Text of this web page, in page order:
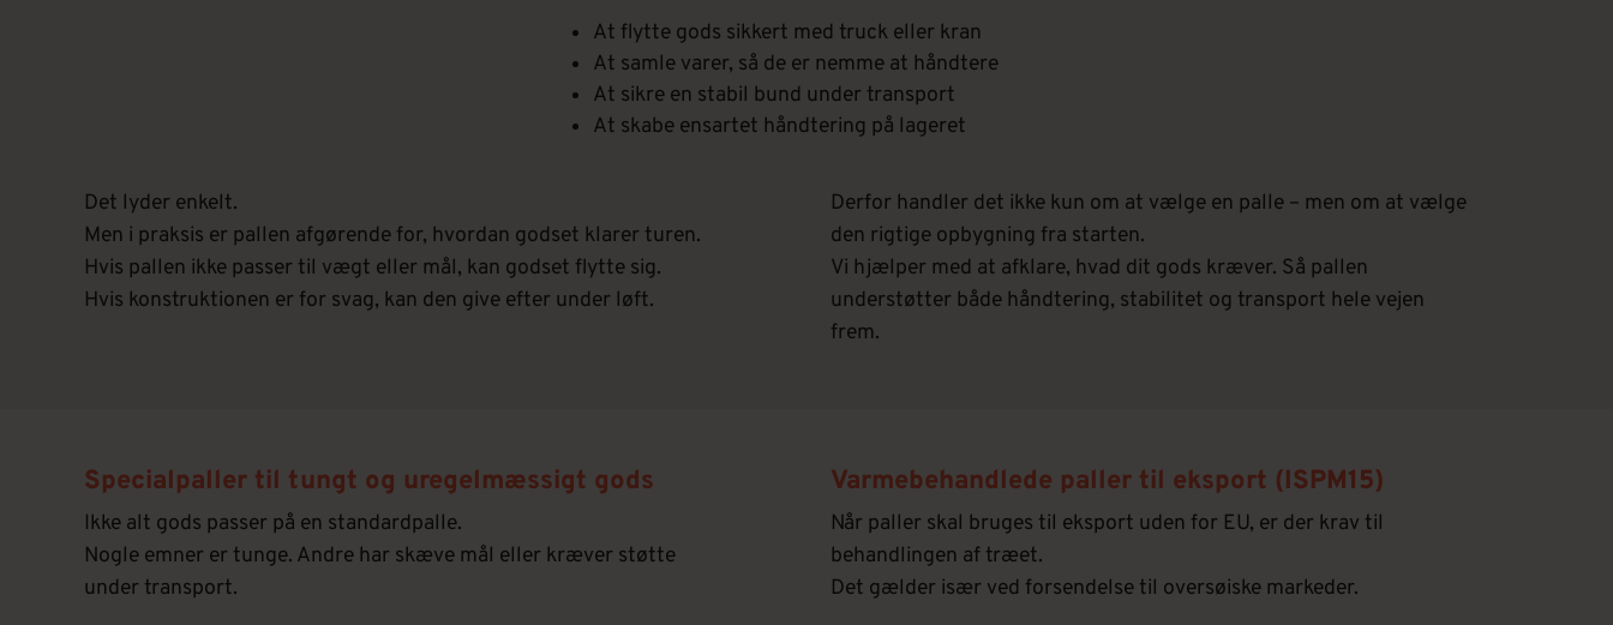
At flytte gods sikkert med truck eller kran
At samle varer, så de er nemme at håndtere
At sikre en stabil bund under transport
At skabe ensartet håndtering på lageret
Det lyder enkelt.
Men i praksis er pallen afgørende for, hvordan godset klarer turen.
Hvis pallen ikke passer til vægt eller mål, kan godset flytte sig.
Hvis konstruktionen er for svag, kan den give efter under løft.
Derfor handler det ikke kun om at vælge en palle – men om at vælge
den rigtige opbygning fra starten.
Vi hjælper med at afklare, hvad dit gods kræver. Så pallen
understøtter både håndtering, stabilitet og transport hele vejen
frem.
Specialpaller til tungt og uregelmæssigt gods
Ikke alt gods passer på en standardpalle.
Nogle emner er tunge. Andre har skæve mål eller kræver støtte
under transport.
Varmebehandlede paller til eksport (ISPM15)
Når paller skal bruges til eksport uden for EU, er der krav til
behandlingen af træet.
Det gælder især ved forsendelse til oversøiske markeder.